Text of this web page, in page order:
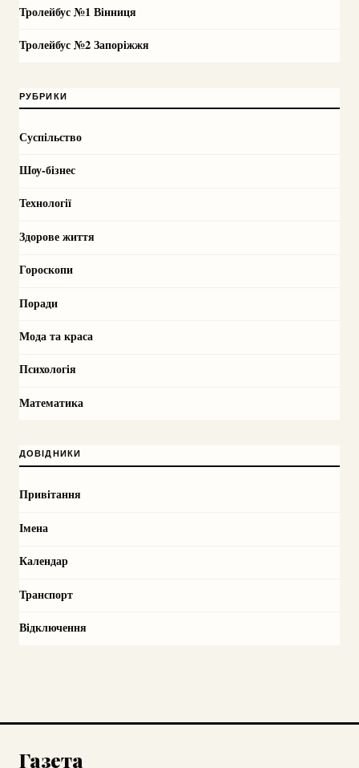
Тролейбус №1 Вінниця
Тролейбус №2 Запоріжжя
РУБРИКИ
Суспільство
Шоу-бізнес
Технології
Здорове життя
Гороскопи
Поради
Мода та краса
Психологія
Математика
ДОВІДНИКИ
Привітання
Імена
Календар
Транспорт
Відключення
Газета